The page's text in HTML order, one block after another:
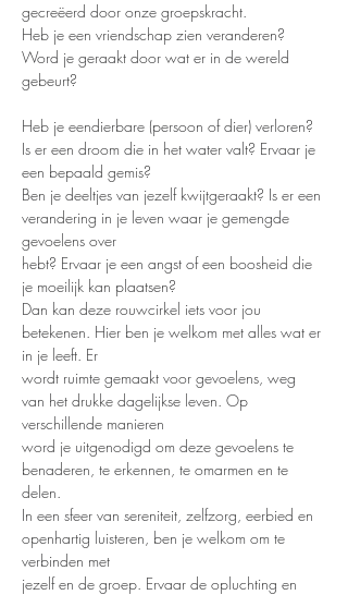
gecreëerd door onze groepskracht.
Heb je een vriendschap zien veranderen?
Word je geraakt door wat er in de wereld
gebeurt?
Heb je eendierbare (persoon of dier) verloren?
Is er een droom die in het water valt? Ervaar je
een bepaald gemis?
Ben je deeltjes van jezelf kwijtgeraakt? Is er een
verandering in je leven waar je gemengde
gevoelens over
hebt? Ervaar je een angst of een boosheid die
je moeilijk kan plaatsen?
Dan kan deze rouwcirkel iets voor jou
betekenen. Hier ben je welkom met alles wat er
in je leeft. Er
wordt ruimte gemaakt voor gevoelens, weg
van het drukke dagelijkse leven. Op
verschillende manieren
word je uitgenodigd om deze gevoelens te
benaderen, te erkennen, te omarmen en te
delen.
In een sfeer van sereniteit, zelfzorg, eerbied en
openhartig luisteren, ben je welkom om te
verbinden met
jezelf en de groep. Ervaar de opluchting en